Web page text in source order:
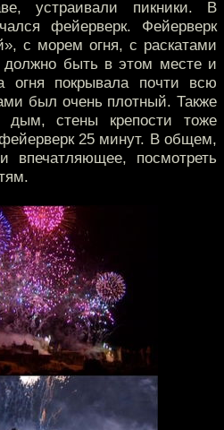
устраивали пикники. В
фейерверк. Фейерверк
с морем огня, с раскатами
должно быть в этом месте и
огня покрывала почти всю
был очень плотный. Также
дым, стены крепости тоже
25 минут. В общем,
впечатляющее, посмотреть